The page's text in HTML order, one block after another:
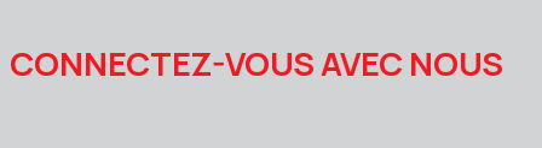
CONNECTEZ-VOUS AVEC NOUS